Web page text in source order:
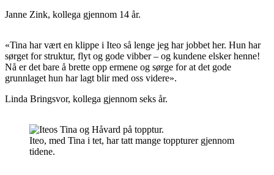
Janne Zink, kollega gjennom 14 år.
«Tina har vært en klippe i Iteo så lenge jeg har jobbet her. Hun har
sørget for struktur, flyt og gode vibber – og kundene elsker henne!
Nå er det bare å brette opp ermene og sørge for at det gode
grunnlaget hun har lagt blir med oss videre».
Linda Bringsvor, kollega gjennom seks år.
Iteo, med Tina i tet, har tatt mange toppturer gjennom
tidene.